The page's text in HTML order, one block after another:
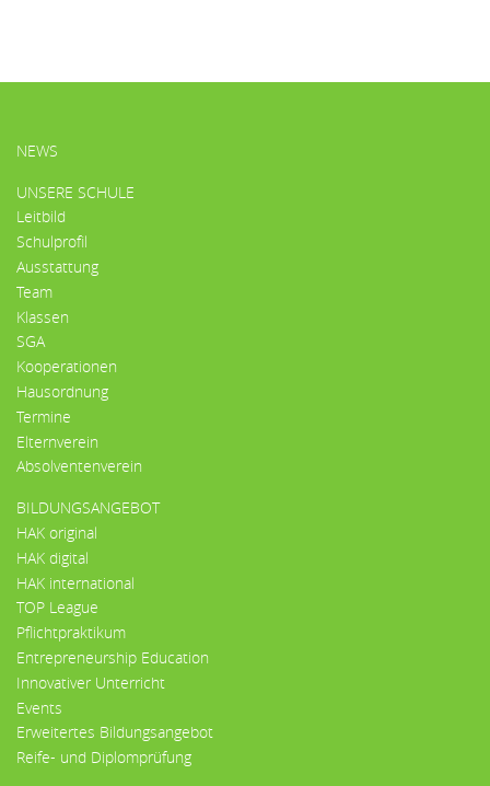
HAUPTMENÜ
NEWS
UNSERE SCHULE
Leitbild
Schulprofil
Ausstattung
Team
Klassen
SGA
Kooperationen
Hausordnung
Termine
Elternverein
Absolventenverein
BILDUNGSANGEBOT
HAK original
HAK digital
HAK international
TOP League
Pflichtpraktikum
Entrepreneurship Education
Innovativer Unterricht
Events
Erweitertes Bildungsangebot
Reife- und Diplomprüfung